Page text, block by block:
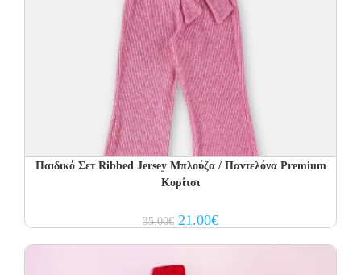
Παιδικό Σετ Ribbed Jersey Μπλούζα / Παντελόνα Premium
Κορίτσι
35.00€ Original
price
21.00€Current
price